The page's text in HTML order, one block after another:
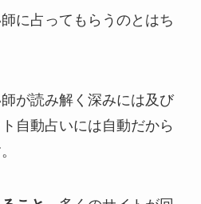
に占ってもらうのとはち
が読み解く深みには及び
自動占いには自動だから